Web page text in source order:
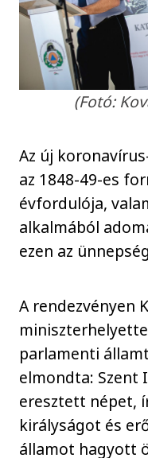
(Fotó:
Az új
az 1848-49-es
évfordulója,
alkalmából
ezen az
A rendezvényen
parlamenti
elmondta: Szent
eresztett népet,
királyságot és
államot hagyott